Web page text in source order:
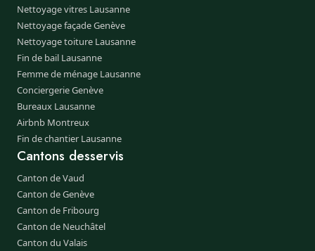
Nettoyage vitres Lausanne
Nettoyage façade Genève
Nettoyage toiture Lausanne
Fin de bail Lausanne
Femme de ménage Lausanne
Conciergerie Genève
Bureaux Lausanne
Airbnb Montreux
Fin de chantier Lausanne
Cantons desservis
Canton de Vaud
Canton de Genève
Canton de Fribourg
Canton de Neuchâtel
Canton du Valais